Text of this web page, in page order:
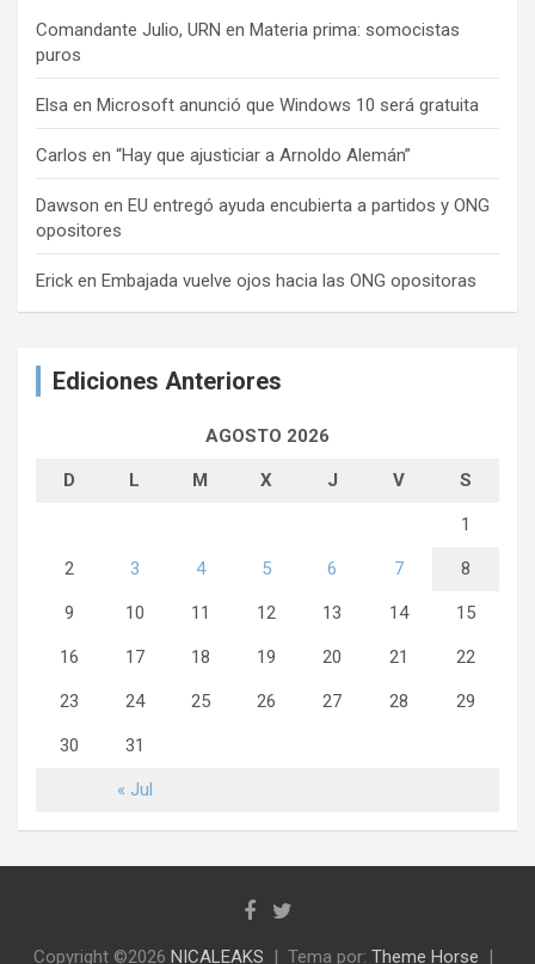
Comandante Julio, URN en Materia prima: somocistas
puros
Elsa en Microsoft anunció que Windows 10 será gratuita
Carlos en “Hay que ajusticiar a Arnoldo Alemán”
Dawson en EU entregó ayuda encubierta a partidos y ONG
opositores
Erick en Embajada vuelve ojos hacia las ONG opositoras
Ediciones Anteriores
AGOSTO 2026
D L M X J V S
« Jul
1
2 3 4 5 6 7 8
9 10 11 12 13 14 15
16 17 18 19 20 21 22
23 24 25 26 27 28 29
30 31
Copyright ©2026 NICALEAKS Tema por: Theme Horse